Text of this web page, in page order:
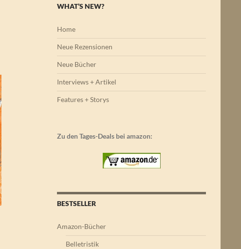
WHAT’S NEW?
Home
Neue Rezensionen
Neue Bücher
Interviews + Artikel
Features + Storys
Zu den Tages-Deals bei amazon:
BESTSELLER
Amazon-Bücher
Belletristik